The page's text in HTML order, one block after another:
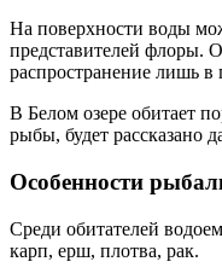
На поверхности воды
представителей флоры.
распространение лишь в
В Белом озере обитает
рыбы, будет рассказано
Особенности
Среди обитателей
карп, ерш, плотва, рак.